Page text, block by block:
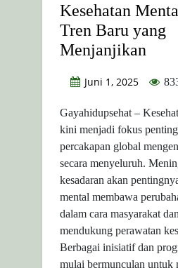
Kesehatan
Tren Baru yang
Menjanjikan
Juni 1, 2025
Gayahidupsehat –
kini menjadi fokus
percakapan global
secara menyeluruh.
kesadaran akan
mental membawa
dalam cara masyarakat
mendukung perawatan
Berbagai inisiatif dan
mulai bermunculan untuk